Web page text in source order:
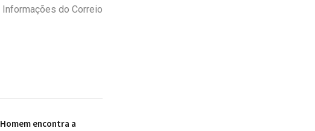
Informações do Correio
Homem encontra a